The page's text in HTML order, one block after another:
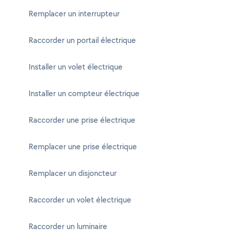
Remplacer un interrupteur
Raccorder un portail électrique
Installer un volet électrique
Installer un compteur électrique
Raccorder une prise électrique
Remplacer une prise électrique
Remplacer un disjoncteur
Raccorder un volet électrique
Raccorder un luminaire